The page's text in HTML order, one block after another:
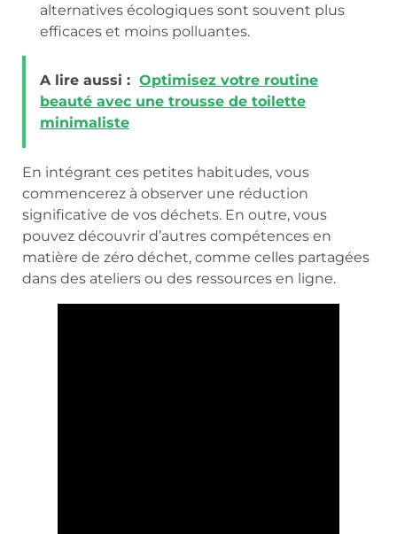
alternatives écologiques sont souvent plus
efficaces et moins polluantes.
A lire aussi : Optimisez votre routine
beauté avec une trousse de toilette
minimaliste
En intégrant ces petites habitudes, vous
commencerez à observer une réduction
significative de vos déchets. En outre, vous
pouvez découvrir d’autres compétences en
matière de zéro déchet, comme celles partagées
dans des ateliers ou des ressources en ligne.